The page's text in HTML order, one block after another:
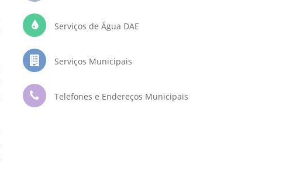
Serviços de Água DAE
Serviços Municipais
Telefones e Endereços Municipais